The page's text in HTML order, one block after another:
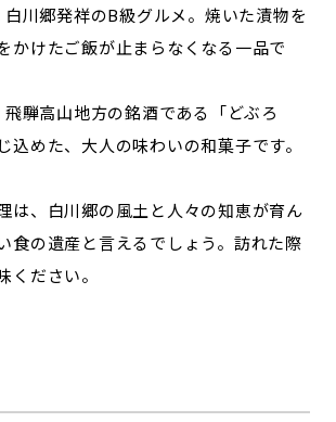
白川郷発祥のB級グルメ。焼いた漬物を
かけたご飯が止まらなくなる一品で
飛騨高山地方の銘酒である「どぶろ
込めた、大人の味わいの和菓子です。
は、白川郷の風土と人々の知恵が育ん
食の遺産と言えるでしょう。訪れた際
ください。